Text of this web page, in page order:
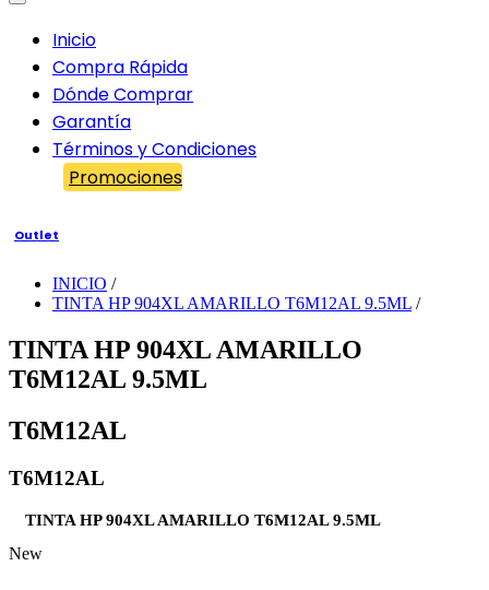
Inicio
Compra Rápida
Dónde Comprar
Garantía
Términos y Condiciones
Promociones
Outlet
INICIO /
TINTA HP 904XL AMARILLO T6M12AL 9.5ML /
TINTA HP 904XL AMARILLO
T6M12AL 9.5ML
T6M12AL
T6M12AL
TINTA HP 904XL AMARILLO T6M12AL 9.5ML
New